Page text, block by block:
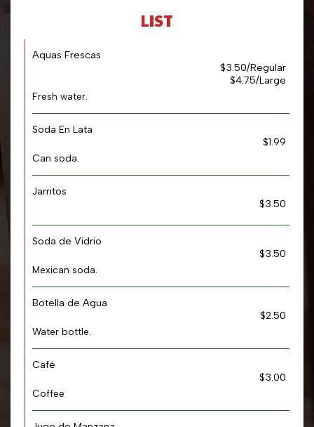
LIST
Aquas Frescas
$3.50/Regular
$4.75/Large
Fresh water.
Soda En Lata
$1.99
Can soda.
Jarritos
$3.50
Soda de Vidrio
$3.50
Mexican soda.
Botella de Agua
$2.50
Water bottle.
Café
$3.00
Coffee